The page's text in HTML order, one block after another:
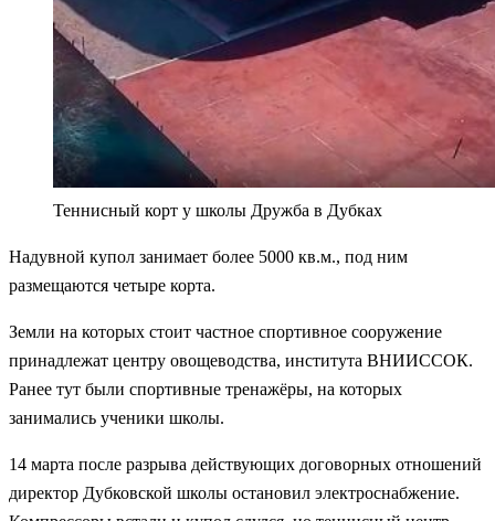
Теннисный корт у школы Дружба в Дубках
Надувной купол занимает более 5000 кв.м., под ним
размещаются четыре корта.
Земли на которых стоит частное спортивное сооружение
принадлежат центру овощеводства, института ВНИИССОК.
Ранее тут были спортивные тренажёры, на которых
занимались ученики школы.
14 марта после разрыва действующих договорных отношений
директор Дубковской школы остановил электроснабжение.